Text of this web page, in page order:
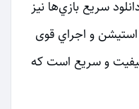
سريع بازي‌ها نيز
و اجراي قوی
كيفيت و سريع است كه